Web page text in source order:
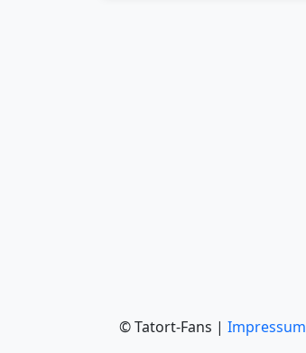
© Tatort-Fans | Impressum